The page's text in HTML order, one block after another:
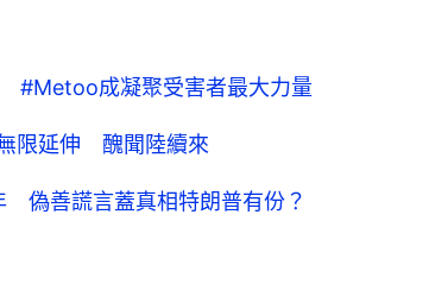
#Metoo成凝聚受害者最大力量
限延伸 醜聞陸續來
偽善謊言蓋真相特朗普有份？